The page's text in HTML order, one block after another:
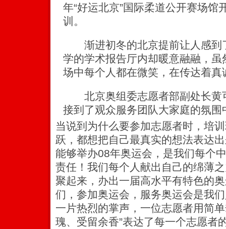
年“好运北京”国际柔道公开赛场馆
训。
渐进初冬的北京提前让人感到
学的学术报告厅内却暖意融融，
场中每个人都在微笑，在传达着
北京奥组委志愿者部副处长黄
接到了观众服务团队大家庭的氛围
当说到为什么要参加志愿者时，培
跃，都想把自己最真实的想法表达
能够举办08年奥运会，是我们每个
责任！我们每个人献出自己的绵薄
聚起来，办出一届高水平有特色的
们，参加奥运会，服务奥运会是我
一片热烈的掌声，一位志愿者用简
瑰、受留余香”表达了每一个志愿者